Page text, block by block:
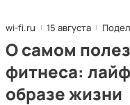
wi-fi.ru 15 августа
О самом
фитнеса:
образе жизни